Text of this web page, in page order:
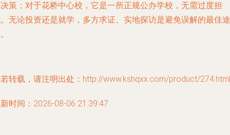
策；对于花桥中心校，它是一所正规公办学校，无需过度担
无论投资还是就学，多方求证、实地探访是避免误解的最佳途
转载，请注明出处：http://www.kshqxx.com/product/274.html
时间：2026-08-06 21:39:47